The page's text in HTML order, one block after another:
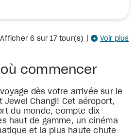
Afficher6 sur 17 tour(s) Voir plus
commencer
dès votre arrivée sur le
Jewel Changi! Cet aéroport,
du monde, compte dix
haut de gamme, un cinéma
et la plus haute chute